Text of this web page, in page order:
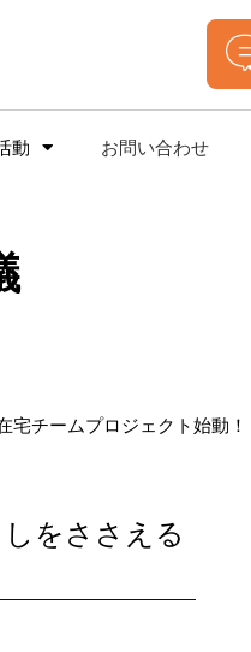
動 お問い合わせ
チームプロジェクト始動！
をささえる